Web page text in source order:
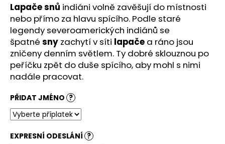
Lapače snů indiáni volně zavěšují do místnosti
nebo přímo za hlavu spícího. Podle staré
legendy severoamerických indiánů se
špatné sny zachytí v síti lapače a ráno jsou
zničeny denním světlem. Ty dobré sklouznou po
peříčku zpět do duše spícího, aby mohl s nimi
nadále pracovat.
PŘIDAT JMÉNO ?
EXPRESNÍ ODESLÁNÍ ?
D
o
p
o
r
u
č
u
j
e
m
e